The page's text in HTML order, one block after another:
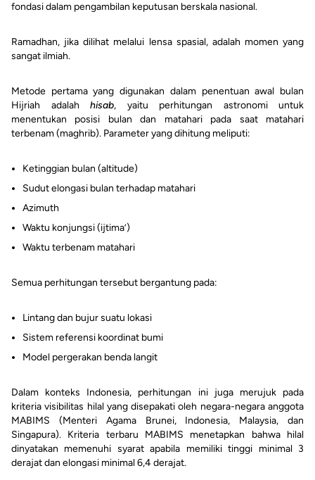
fondasi dalam pengambilan keputusan berskala nasional.
Ramadhan, jika dilihat melalui lensa spasial, adalah momen yang
sangat ilmiah.
Metode pertama yang digunakan dalam penentuan awal bulan
Hijriah adalah hisab, yaitu perhitungan astronomi untuk
menentukan posisi bulan dan matahari pada saat matahari
terbenam (maghrib). Parameter yang dihitung meliputi:
Ketinggian bulan (altitude)
Sudut elongasi bulan terhadap matahari
Azimuth
Waktu konjungsi (ijtima’)
Waktu terbenam matahari
Semua perhitungan tersebut bergantung pada:
Lintang dan bujur suatu lokasi
Sistem referensi koordinat bumi
Model pergerakan benda langit
Dalam konteks Indonesia, perhitungan ini juga merujuk pada
kriteria visibilitas hilal yang disepakati oleh negara-negara anggota
MABIMS (Menteri Agama Brunei, Indonesia, Malaysia, dan
Singapura). Kriteria terbaru MABIMS menetapkan bahwa hilal
dinyatakan memenuhi syarat apabila memiliki tinggi minimal 3
derajat dan elongasi minimal 6,4 derajat.